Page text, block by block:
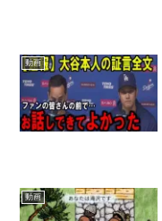
動画
動画